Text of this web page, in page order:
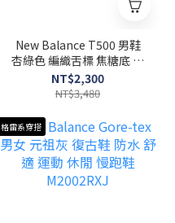
New Balance T500 男鞋
杏綠色 編織舌標 焦糖底 麂
皮 復古 休閒鞋 CT500DB
NT$2,300
NT$3,480
格雷系穿搭